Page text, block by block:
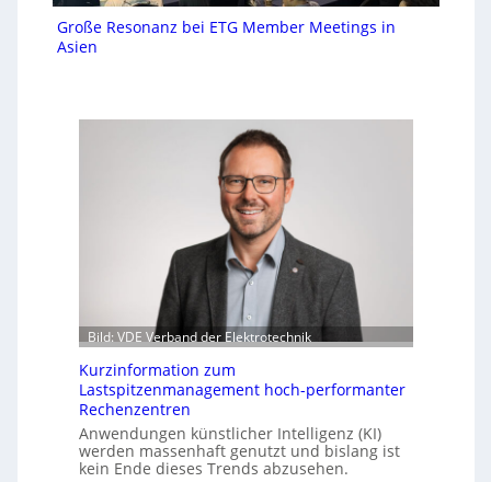
Große Resonanz bei ETG Member Meetings in
Asien
Bild: VDE Verband der Elektrotechnik
Kurzinformation zum
Lastspitzenmanagement hoch-performanter
Rechenzentren
Anwendungen künstlicher Intelligenz (KI)
werden massenhaft genutzt und bislang ist
kein Ende dieses Trends abzusehen.